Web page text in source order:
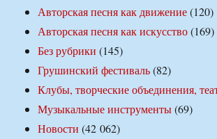
Авторская песня как движение(120)
Авторская песня как искусство(169)
Без рубрики (145)
Грушинский фестиваль(82)
Клубы, творческие объединения,
Музыкальные инструменты(69)
Новости (42 062)